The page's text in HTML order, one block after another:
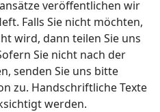
veröffentlichen wir
Falls Sie nicht möchten,
wird, dann teilen Sie uns
Sie nicht nach der
senden Sie uns bitte
zu. Handschriftliche Texte
werden.